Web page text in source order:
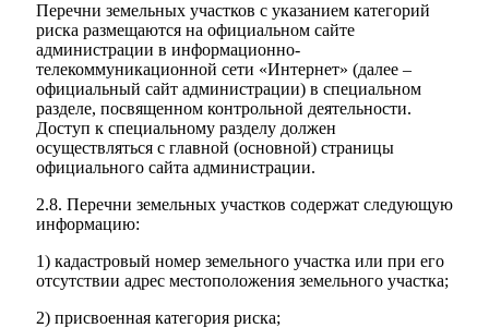
Перечни земельных участков с указанием категорий
риска размещаются на официальном сайте
администрации в информационно-
телекоммуникационной сети «Интернет» (далее –
официальный сайт администрации) в специальном
разделе, посвященном контрольной деятельности.
Доступ к специальному разделу должен
осуществляться с главной (основной) страницы
официального сайта администрации.
2.8. Перечни земельных участков содержат следующую
информацию:
1) кадастровый номер земельного участка или при его
отсутствии адрес местоположения земельного участка;
2) присвоенная категория риска;